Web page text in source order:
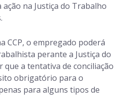
na Justiça do Trabalho
CCP, o empregado poderá
perante a Justiça do
que a tentativa de conciliação
obrigatório para o
para alguns tipos de